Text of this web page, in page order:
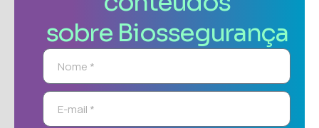
sobre Biossegurança